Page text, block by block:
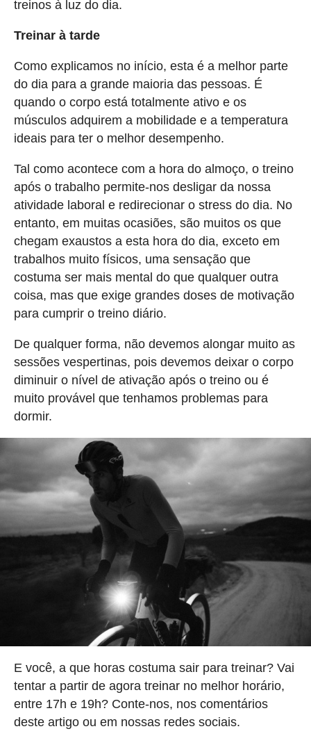
treinos à luz do dia.
Treinar à tarde
Como explicamos no início, esta é a melhor parte
do dia para a grande maioria das pessoas. É
quando o corpo está totalmente ativo e os
músculos adquirem a mobilidade e a temperatura
ideais para ter o melhor desempenho.
Tal como acontece com a hora do almoço, o treino
após o trabalho permite-nos desligar da nossa
atividade laboral e redirecionar o stress do dia. No
entanto, em muitas ocasiões, são muitos os que
chegam exaustos a esta hora do dia, exceto em
trabalhos muito físicos, uma sensação que
costuma ser mais mental do que qualquer outra
coisa, mas que exige grandes doses de motivação
para cumprir o treino diário.
De qualquer forma, não devemos alongar muito as
sessões vespertinas, pois devemos deixar o corpo
diminuir o nível de ativação após o treino ou é
muito provável que tenhamos problemas para
dormir.
E você, a que horas costuma sair para treinar? Vai
tentar a partir de agora treinar no melhor horário,
entre 17h e 19h? Conte-nos, nos comentários
deste artigo ou em nossas redes sociais.